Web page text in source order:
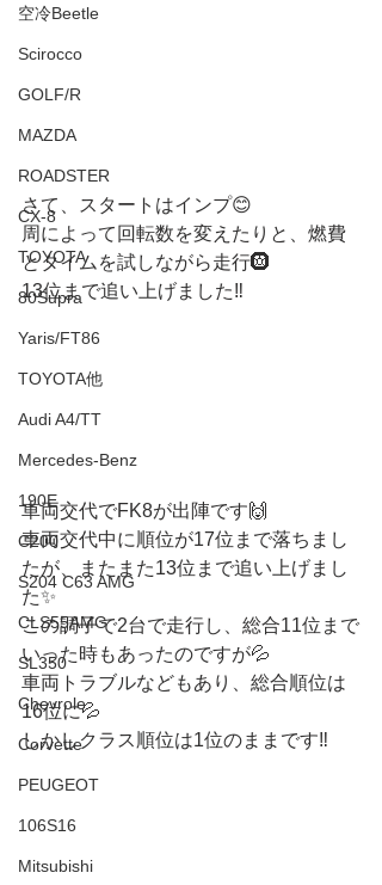
空冷Beetle
Scirocco
GOLF/R
MAZDA
ROADSTER
CX-8
TOYOTA
80Supra
Yaris/FT86
TOYOTA他
Audi A4/TT
Mercedes-Benz
190E
C200
S204 C63 AMG
CLS55AMG
SL350
Chevrole
Corvette
PEUGEOT
106S16
Mitsubishi
さて、スタートはインプ😊
周によって回転数を変えたりと、燃費
とタイムを試しながら走行🛞
13位まで追い上げました‼️
車両交代でFK8が出陣です🙌
車両交代中に順位が17位まで落ちまし
たが、またまた13位まで追い上げまし
た✨
この調子で2台で走行し、総合11位まで
いった時もあったのですが💦
車両トラブルなどもあり、総合順位は
16位に💦
しかしクラス順位は1位のままです‼️